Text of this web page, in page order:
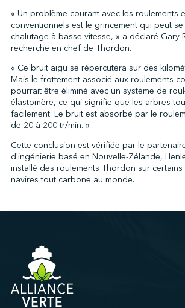
« Un problème courant avec les roulements
conventionnels est le grincement qui peut
chalutage à basse vitesse, » a déclaré Gary
recherche en chef de Thordon.
« Ce bruit aigu se répercutera sur des
Mais le frottement associé aux roulements
pourrait être éliminé avec un système de
élastomère, ce qui signifie que les arbres
facilement. Le bruit est absorbé par le
de 20 à 200 tr/min. »
Cette conclusion est vérifiée par le
d'ingénierie basé en Nouvelle-Zélande,
installé des roulements Thordon sur
navires tout carbone au monde.